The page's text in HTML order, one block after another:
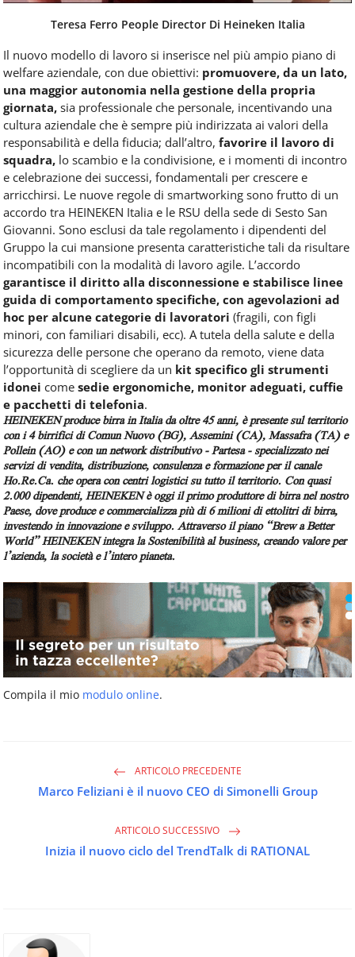
Teresa Ferro People Director Di Heineken Italia
Il nuovo modello di lavoro si inserisce nel più ampio piano di
welfare aziendale, con due obiettivi: promuovere, da un lato,
una maggior autonomia nella gestione della propria
giornata, sia professionale che personale, incentivando una
cultura aziendale che è sempre più indirizzata ai valori della
responsabilità e della fiducia; dall’altro, favorire il lavoro di
squadra, lo scambio e la condivisione, e i momenti di incontro
e celebrazione dei successi, fondamentali per crescere e
arricchirsi. Le nuove regole di smartworking sono frutto di un
accordo tra HEINEKEN Italia e le RSU della sede di Sesto San
Giovanni. Sono esclusi da tale regolamento i dipendenti del
Gruppo la cui mansione presenta caratteristiche tali da risultare
incompatibili con la modalità di lavoro agile. L’accordo
garantisce il diritto alla disconnessione e stabilisce linee
guida di comportamento specifiche, con agevolazioni ad
hoc per alcune categorie di lavoratori (fragili, con figli
minori, con familiari disabili, ecc). A tutela della salute e della
sicurezza delle persone che operano da remoto, viene data
l’opportunità di scegliere da un kit specifico gli strumenti
idonei come sedie ergonomiche, monitor adeguati, cuffie
e pacchetti di telefonia.
HEINEKEN produce birra in Italia da oltre 45 anni, è presente sul territorio
con i 4 birrifici di Comun Nuovo (BG), Assemini (CA), Massafra (TA) e
Pollein (AO) e con un network distributivo - Partesa - specializzato nei
servizi di vendita, distribuzione, consulenza e formazione per il canale
Ho.Re.Ca. che opera con centri logistici su tutto il territorio. Con quasi
2.000 dipendenti, HEINEKEN è oggi il primo produttore di birra nel nostro
Paese, dove produce e commercializza più di 6 milioni di ettolitri di birra,
investendo in innovazione e sviluppo. Attraverso il piano “Brew a Better
World” HEINEKEN integra la Sostenibilità al business, creando valore per
l’azienda, la società e l’intero pianeta.
Compila il mio modulo online.
ARTICOLO PRECEDENTE
Marco Feliziani è il nuovo CEO di Simonelli Group
ARTICOLO SUCCESSIVO
Inizia il nuovo ciclo del TrendTalk di RATIONAL